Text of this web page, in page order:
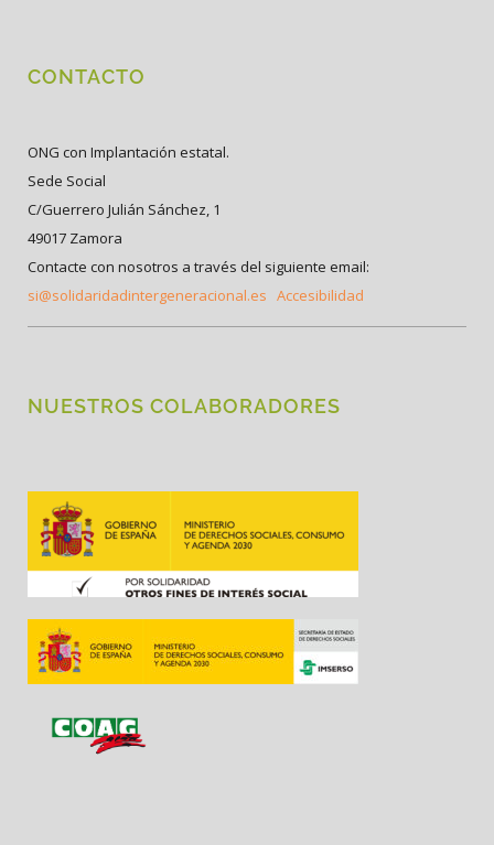
CONTACTO
ONG con Implantación estatal.
Sede Social
C/Guerrero Julián Sánchez, 1
49017 Zamora
Contacte con nosotros a través del siguiente email:
si@solidaridadintergeneracional.es Accesibilidad
NUESTROS COLABORADORES